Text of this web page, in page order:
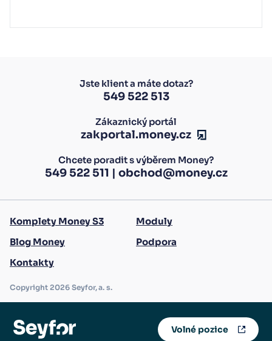
Jste klient a máte dotaz?
549 522 513
Zákaznický portál
zakportal.money.cz
Chcete poradit s výběrem Money?
549 522 511 | obchod@money.cz
Komplety Money S3
Moduly
Blog Money
Podpora
Kontakty
Copyright 2026 Seyfor, a. s.
Volné pozice